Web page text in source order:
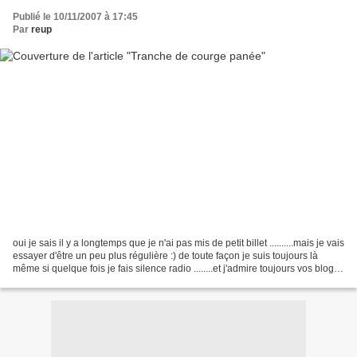
Publié le 10/11/2007 à 17:45
Par reup
oui je sais il y a longtemps que je n'ai pas mis de petit billet ..........mais je vais
essayer d'être un peu plus régulière :) de toute façon je suis toujours là
même si quelque fois je fais silence radio ........et j'admire toujours vos blogs